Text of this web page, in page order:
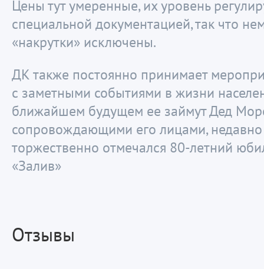
Цены тут умеренные, их уровень
специальной документацией, так что
«накрутки» исключены.
ДК также постоянно принимает
с заметными событиями в жизни
ближайшем будущем ее займут Дед
сопровождающими его лицами,
торжественно отмечался 80-летний
«Залив»
Отзывы